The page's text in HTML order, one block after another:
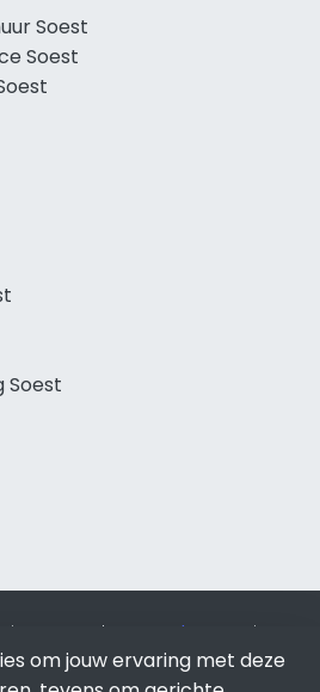
Soest
Soest
Soest
en SEO door SEO-bureau
Lion
voor bewezen resultaten?SEO
Pay.Soest is onderdeel van Lion
om jouw ervaring met deze